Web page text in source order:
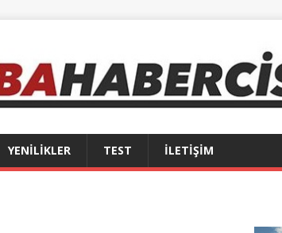
YENİLİKLER TEST İLETİŞİM